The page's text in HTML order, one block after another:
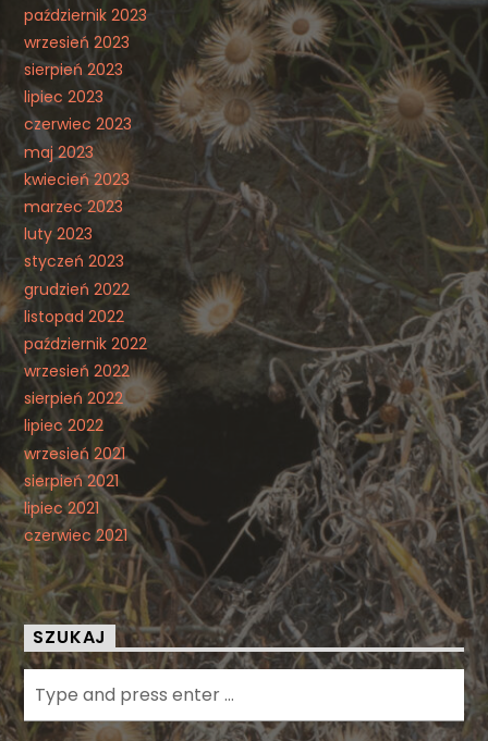
październik 2023
wrzesień 2023
sierpień 2023
lipiec 2023
czerwiec 2023
maj 2023
kwiecień 2023
marzec 2023
luty 2023
styczeń 2023
grudzień 2022
listopad 2022
październik 2022
wrzesień 2022
sierpień 2022
lipiec 2022
wrzesień 2021
sierpień 2021
lipiec 2021
czerwiec 2021
SZUKAJ